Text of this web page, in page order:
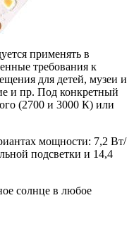
применять в
требования к
для детей, музеи и
и пр. Под конкретный
(2700 и 3000 К) или
мощности: 7,2 Вт/
подсветки и 14,4
солнце в любое